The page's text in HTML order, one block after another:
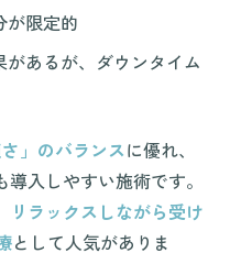
が限定的
があるが、ダウンタイム
」のバランスに優れ、
入しやすい施術です。
リラックスしながら受け
として人気がありま